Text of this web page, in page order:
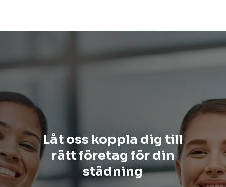
Låt oss koppla dig till
rätt företag för din
städning